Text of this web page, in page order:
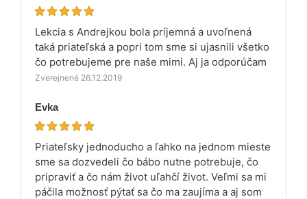
Lekcia s Andrejkou bola príjemná a uvoľnená
taká priateľská a popri tom sme si ujasnili všetko
čo potrebujeme pre naše mimi. Aj ja odporúčam
Zverejnené 26.12.2019
Evka
Priateľsky jednoducho a ľahko na jednom mieste
sme sa dozvedeli čo bábo nutne potrebuje, čo
pripraviť a čo nám život uľahčí život. Veľmi sa mi
páčila možnosť pýtať sa čo ma zaujíma a aj som